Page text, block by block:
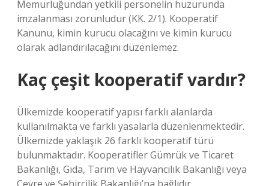
Memurluğundan yetkili personelin huzurunda
imzalanması zorunludur (KK. 2/1). Kooperatif
Kanunu, kimin kurucu olacağını ve kimin kurucu
olarak adlandırılacağını düzenlemez.
Kaç çeşit kooperatif vardır?
Ülkemizde kooperatif yapısı farklı alanlarda
kullanılmakta ve farklı yasalarla düzenlenmektedir.
Ülkemizde yaklaşık 26 farklı kooperatif türü
bulunmaktadır. Kooperatifler Gümrük ve Ticaret
Bakanlığı, Gıda, Tarım ve Hayvancılık Bakanlığı veya